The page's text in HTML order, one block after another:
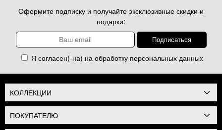
Оформите подписку и получайте эксклюзивные скидки и
подарки:
Я согласен(-на) на обработку персональных данных
КОЛЛЕКЦИИ
ПОКУПАТЕЛЮ